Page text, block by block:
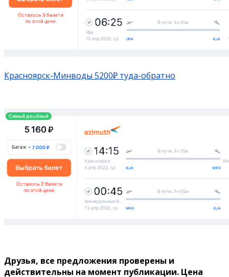
Красноярск-Минводы 5200₽ туда-обратно
Друзья, все предложения проверены и
действительны на момент публикации. Цена